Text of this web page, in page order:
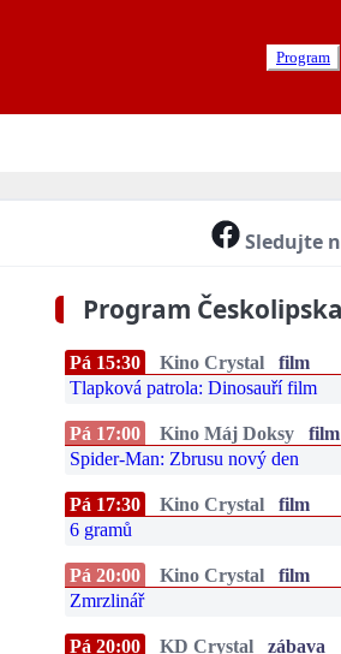
Program
Sledujte
Program Českolipska
Pá 15:30 Kino Crystal
film
Tlapková patrola: Dinosauří film
Pá 17:00 Kino Máj Doksy
film
Spider-Man: Zbrusu nový den
Pá 17:30 Kino Crystal
film
6 gramů
Pá 20:00 Kino Crystal
film
Zmrzlinář
Pá 20:00 KD Crystal
zábava